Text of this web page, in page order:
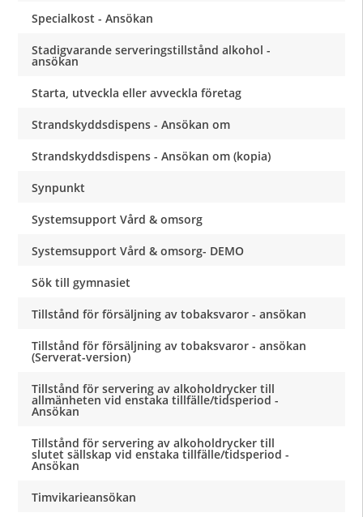
Specialkost - Ansökan
Stadigvarande serveringstillstånd alkohol -
ansökan
Starta, utveckla eller avveckla företag
Strandskyddsdispens - Ansökan om
Strandskyddsdispens - Ansökan om (kopia)
Synpunkt
Systemsupport Vård & omsorg
Systemsupport Vård & omsorg- DEMO
Sök till gymnasiet
Tillstånd för försäljning av tobaksvaror - ansökan
Tillstånd för försäljning av tobaksvaror - ansökan
(Serverat-version)
Tillstånd för servering av alkoholdrycker till
allmänheten vid enstaka tillfälle/tidsperiod -
Ansökan
Tillstånd för servering av alkoholdrycker till
slutet sällskap vid enstaka tillfälle/tidsperiod -
Ansökan
Timvikarieansökan